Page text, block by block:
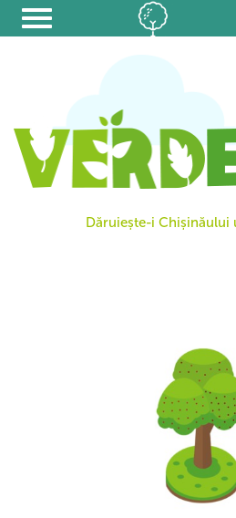
Dăruiește-i Chișinăului